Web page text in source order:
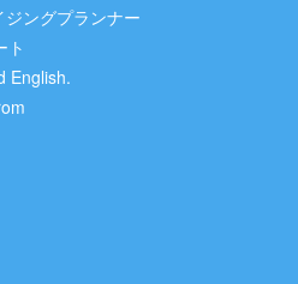
ングプランナー
ト
English.